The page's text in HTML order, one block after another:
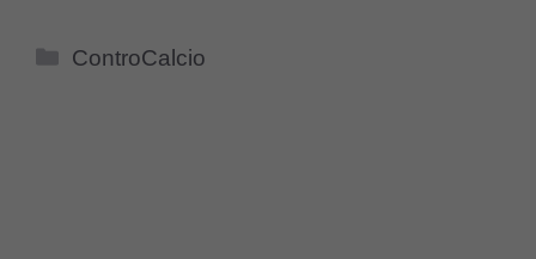
Categorie
ControCalcio